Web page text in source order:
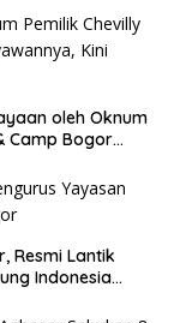
oleh Oknum
Camp Bogor
Resmi Lantik
Indonesia